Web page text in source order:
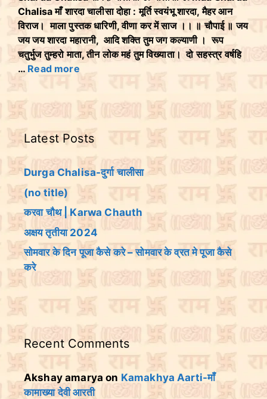
Chalisa माँ शारदा चालीसा दोहा : मूर्ति स्वयंभू शारदा, मैहर आन
विराज। माला पुस्तक धारिणी, वीणा कर में साज ।। ॥ चौपाई ॥ जय
जय जय शारदा महारानी, आदि शक्ति तुम जग कल्याणी । रूप
चतुर्भुज तुम्हरो माता, तीन लोक महं तुम विख्याता। दो सहस्त्र वर्षहि
… Read more
Latest Posts
Durga Chalisa-दुर्गा चालीसा
(no title)
करवा चौथ | Karwa Chauth
अक्षय तृतीया 2024
सोमवार के दिन पूजा कैसे करे – सोमवार के व्रत मे पूजा कैसे
करे
Recent Comments
Akshay amarya on Kamakhya Aarti-माँ
कामाख्या देवी आरती